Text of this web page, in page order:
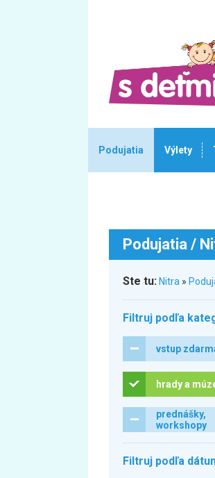
Podujatia Výlety
Podujatia /
Ste tu: Nitra »
Filtruj podľa
vstup
hrady a
prednášky,
workshopy
Filtruj podľa